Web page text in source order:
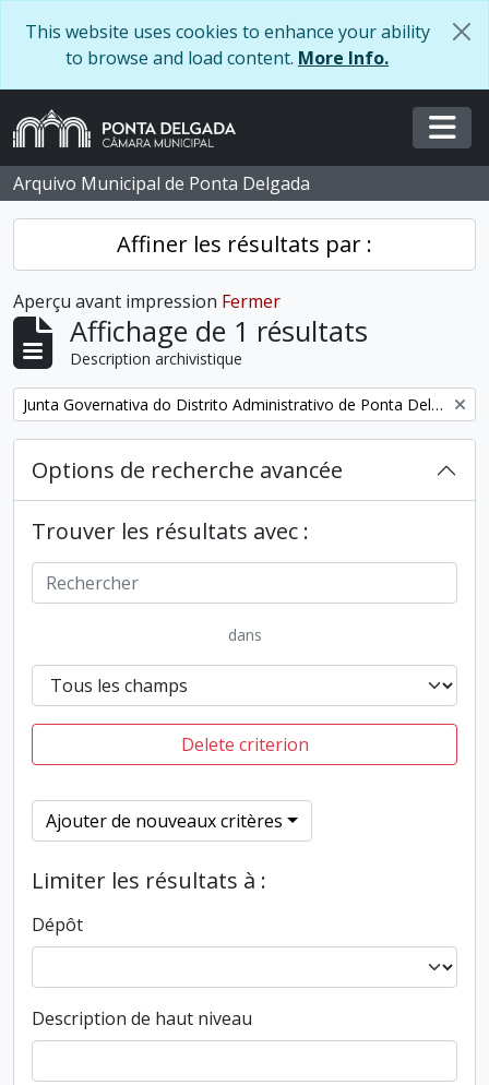
This website uses cookies to enhance your ability
to browse and load content. More Info.
Arquivo Municipal de Ponta Delgada
Affiner les résultats par :
Aperçu avant impression Fermer
Affichage de 1 résultats
Description archivistique
Remove filter: Junta Governativa do Distrito Administrativo de Ponta Delgada
Options de recherche avancée
Trouver les résultats avec :
dans
Delete criterion
Ajouter de nouveaux critères
Limiter les résultats à :
Dépôt
Description de haut niveau